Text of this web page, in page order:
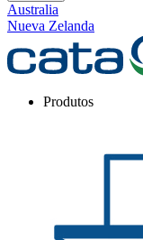
Australia
Nueva Zelanda
Produtos